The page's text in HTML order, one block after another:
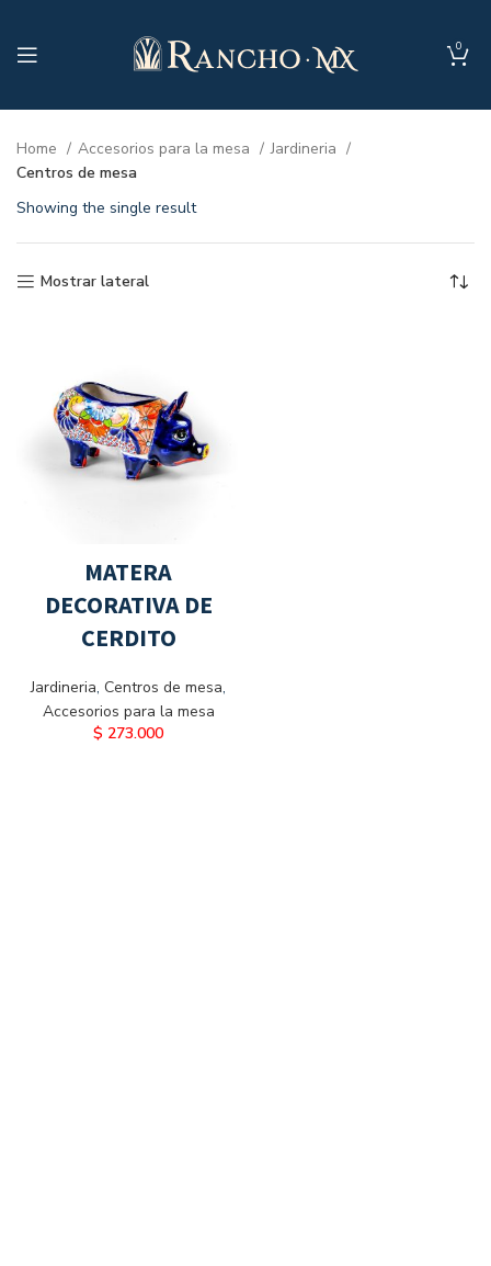
0
Home Accesorios para la mesa
Jardineria
Centros de mesa
Showing the single result
Mostrar lateral
MATERA
DECORATIVA DE
CERDITO
Jardineria, Centros de mesa,
Accesorios para la mesa
$ 273.000